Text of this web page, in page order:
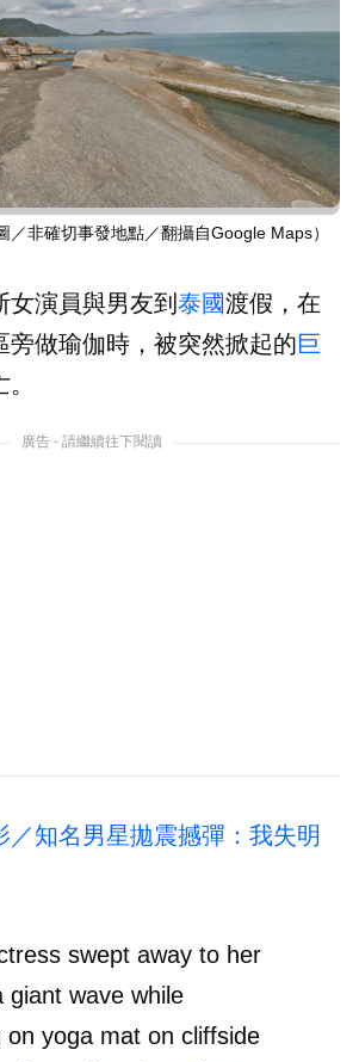
／非確切事發地點／翻攝自Google Maps）
女演員與男友到 泰國渡假，在
旁做瑜伽時，被突然掀起的巨
廣告 - 請繼續往下閱讀
／知名男星拋震撼彈：我失明
swept away to her
giant wave while
on yoga mat on cliffside